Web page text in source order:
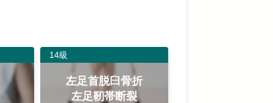
14級
左足首脱臼骨折
左足靭帯断裂